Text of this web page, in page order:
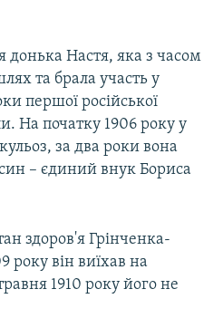
Настя, яка з часом
та брала участь у
першої російської
На початку 1906 року у
за два роки вона
син – єдиний внук Бориса
здоров'я Грінченка-
року він виїхав на
1910 року його не